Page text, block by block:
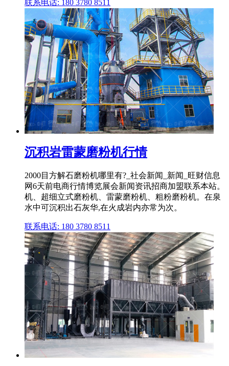
联系电话: 180 3780 8511
沉积岩雷蒙磨粉机行情
2000目方解石磨粉机哪里有?_社会新闻_新闻_旺财信息
网6天前电商行情博览展会新闻资讯招商加盟联系本站。
机、超细立式磨粉机、雷蒙磨粉机、粗粉磨粉机。在泉
水中可沉积出石灰华,在火成岩内亦常为次。
联系电话: 180 3780 8511